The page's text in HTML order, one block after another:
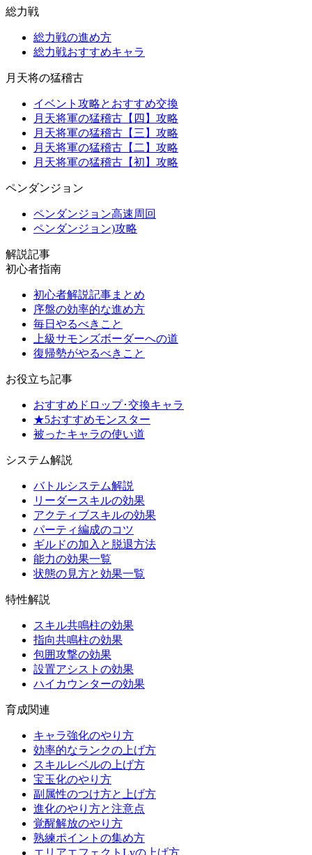
総力戦
総力戦の進め方
総力戦おすすめキャラ
月天将の猛稽古
イベント攻略とおすすめ交換
月天将軍の猛稽古【四】攻略
月天将軍の猛稽古【三】攻略
月天将軍の猛稽古【二】攻略
月天将軍の猛稽古【初】攻略
ペンダンジョン
ペンダンジョン高速周回
ペンダンジョン)攻略
解説記事
初心者指南
初心者解説記事まとめ
序盤の効率的な進め方
毎日やるべきこと
上級サモンズボーダーへの道
復帰勢がやるべきこと
お役立ち記事
おすすめドロップ･交換キャラ
★5おすすめモンスター
被ったキャラの使い道
システム解説
バトルシステム解説
リーダースキルの効果
アクティブスキルの効果
パーティ編成のコツ
ギルドの加入と脱退方法
能力の効果一覧
状態の見方と効果一覧
特性解説
スキル共鳴柱の効果
指向共鳴柱の効果
包囲攻撃の効果
設置アシストの効果
ハイカウンターの効果
育成関連
キャラ強化のやり方
効率的なランクの上げ方
スキルレベルの上げ方
宝玉化のやり方
副属性のつけ方と上げ方
進化のやり方と注意点
覚醒解放のやり方
熟練ポイントの集め方
エリアエフェクトLvの上げ方